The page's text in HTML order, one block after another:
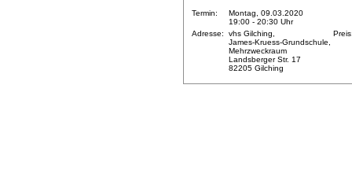
Termin:
Montag, 09.03.2020
19:00 - 20:30 Uhr
Adresse:
vhs Gilching,
James-Kruess-Grundschule,
Mehrzweckraum
Landsberger Str. 17
82205 Gilching